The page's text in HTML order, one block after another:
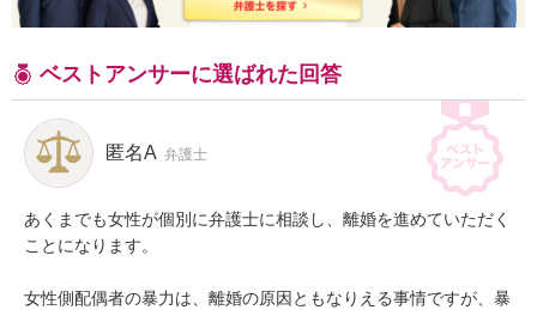
ベストアンサーに選ばれた回答
匿名A 弁護士
あくまでも女性が個別に弁護士に相談し、離婚を進めていただく
ことになります。
女性側配偶者の暴力は、離婚の原因ともなりえる事情ですが、暴